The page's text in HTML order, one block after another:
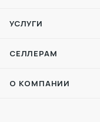
УСЛУГИ
СЕЛЛЕРАМ
О КОМПАНИИ